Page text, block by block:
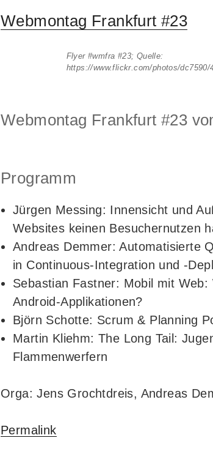
Webmontag Frankfurt #23
Flyer #wmfra #23; Quelle:
https://www.flickr.com/photos/dc7590/
Webmontag Frankfurt #23
Programm
Jürgen Messing: Innensicht und
Websites keinen Besuchernutzen
Andreas Demmer: Automatisierte
in Continuous-Integration und -
Sebastian Fastner: Mobil mit
Android-Applikationen?
Björn Schotte: Scrum & Planning
Martin Kliehm: The Long Tail:
Flammenwerfern
Orga: Jens Grochtdreis, Andreas
Permalink